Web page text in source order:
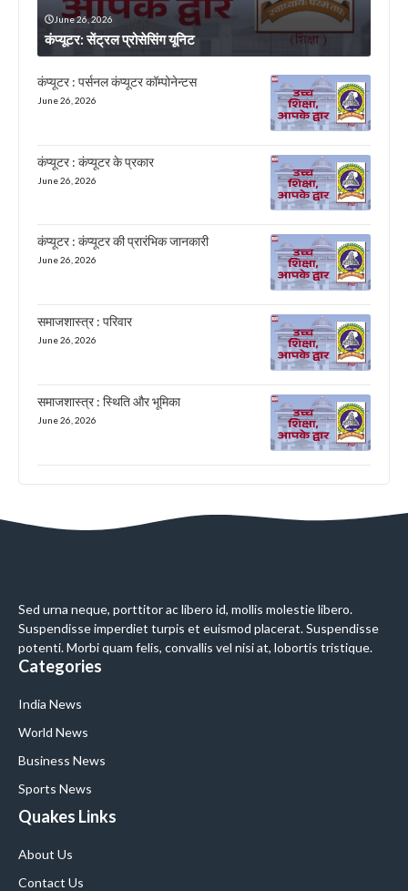
June 26, 2026
कंप्यूटर: सेंट्रल प्रोसेसिंग यूनिट
कंप्यूटर : पर्सनल कंप्यूटर कॉम्पोनेन्टस
June 26, 2026
कंप्यूटर : कंप्यूटर के प्रकार
June 26, 2026
कंप्यूटर : कंप्यूटर की प्रारंभिक जानकारी
June 26, 2026
समाजशास्त्र : परिवार
June 26, 2026
समाजशास्त्र : स्थिति और भूमिका
June 26, 2026
Sed urna neque, porttitor ac libero id, mollis molestie libero.
Suspendisse imperdiet turpis et euismod placerat. Suspendisse
potenti. Morbi quam felis, convallis vel nisi at, lobortis tristique.
Categories
India News
World News
Business News
Sports News
Quakes Links
About Us
Contact Us